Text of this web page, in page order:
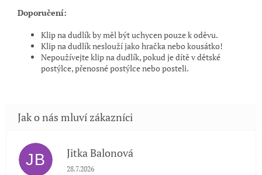
Doporučení:
Klip na dudlík by měl být uchycen pouze k oděvu.
Klip na dudlík neslouží jako hračka nebo kousátko!
Nepoužívejte klip na dudlík, pokud je dítě v dětské
postýlce, přenosné postýlce nebo posteli.
JB Jitka Balonová
Hodnocení obchodu je 5 z 5 hvězdiček.
28.7.2026